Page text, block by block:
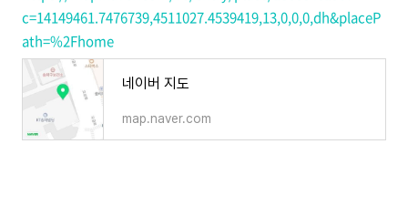
c=14149461.7476739,4511027.4539419,13,0,0,0,dh&placeP
ath=%2Fhome
네이버 지도
map.naver.com